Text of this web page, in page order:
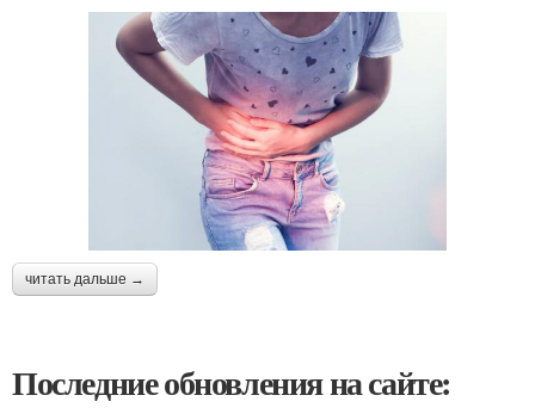
читать дальше →
Последние обновления на сайте: